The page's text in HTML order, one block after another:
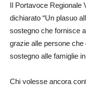
Il Portavoce Regionale
dichiarato “Un plasuo
sostegno che fornisce
grazie alle persone
sostegno alle famiglie
Chi volesse ancora